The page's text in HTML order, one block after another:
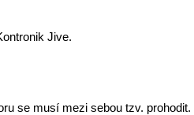
Jive.
se musí mezi sebou tzv.